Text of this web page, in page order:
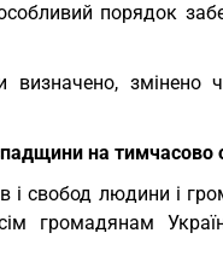
порядок
змінено
на тимчасово
і свобод людини і
громадянам